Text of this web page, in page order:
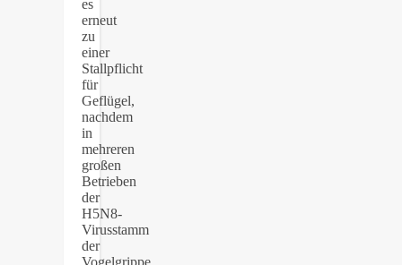
es
erneut
zu
einer
Stallpflicht
für
Geflügel,
nachdem
in
mehreren
großen
Betrieben
der
H5N8-
Virusstamm
der
Vogelgrippe